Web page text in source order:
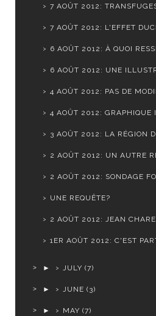
7 AOÛT 2012:
7 AOÛT 2012: L'EFFET
6 AOÛT 2012: À QUOI
6 AOÛT 2012: UNE
4 AOÛT 2012: PAS DE
4 AOÛT 2012:
3 AOÛT 2012: LA RÉGION
2 AOÛT 2012: UN AUTRE
2 AOÛT 2012: SONDAGE
UNE REQUÊTE?
2 AOÛT 2012: JEAN
1ER AOÛT 2012: C'EST
► JULY (7)
► JUNE (3)
► MAY (7)